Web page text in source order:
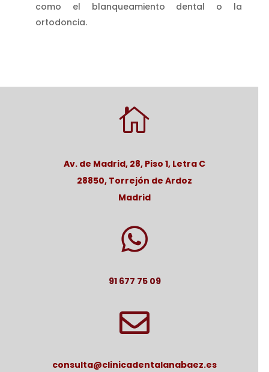
como el blanqueamiento dental o la
ortodoncia.

Av. de Madrid, 28, Piso 1, Letra C
28850, Torrejón de Ardoz
Madrid

91 677 75 09

consulta@clinicadentalanabaez.es